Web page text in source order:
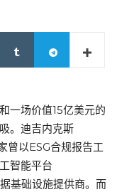
一场价值15亿美元的
。迪吉内克斯
曾以ESG合规报告工
智能平台
基础设施提供商。而